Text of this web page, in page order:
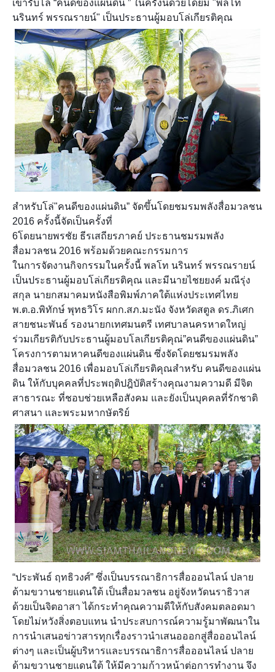
เข้ารับโล่ “คนดีของแผ่นดิน ” ในครั้งนี้ด้วยโดยมี "พลโท
นรินทร์ พรรณรายน์" เป็นประธานผู้มอบโล่เกียรติคุณ
สำหรับโล่"คนดีของแผ่นดิน” จัดขึ้นโดยชมรมพลังสื่อมวลชน
2016 ครั้งนี้จัดเป็นครั้งที่
6โดยนายพรชัย ธีรเสถียรภาคย์ ประธานชมรมพลัง
สื่อมวลชน 2016 พร้อมด้วยคณะกรรมการ
ในการจัดงานกิจกรรมในครั้งนี้ พลโท นรินทร์ พรรณรายน์
เป็นประธานผู้มอบโล่เกียรติคุณ และมีนายไชยยงค์ มณีรุ่ง
สกุล นายกสมาคมหนังสือพิมพ์ภาคใต้แห่งประเทศไทย
พ.ต.อ.พิทักษ์ พุทธวิโร ผกก.สภ.มะนัง จังหวัดสตูล ดร.ภิเศก
สายชนะพันธ์ รองนายกเทศมนตรี เทศบาลนครหาดใหญ่
ร่วมเกียรติกับประธานผู้มอบโลเกียรติคุณ่”คนดีของแผ่นดิน”
โครงการตามหาคนดีของแผ่นดิน ซึ่งจัดโดยชมรมพลัง
สื่อมวลชน 2016 เพื่อมอบโล่เกียรติคุณสำหรับ คนดีของแผ่น
ดิน ให้กับบุคคลที่ประพฤติปฎิบัติสร้างคุณงามความดี มีจิต
สาธารณะ ที่ชอบช่วยเหลือสังคม และยังเป็นบุคคลที่รักชาติ
ศาสนา และพระมหากษัตริย์
“ประพันธ์ ฤทธิวงศ์” ซึ่งเป็นบรรณาธิการสื่อออนไลน์ ปลาย
ด้ามขวานชายแดนใต้ เป็นสื่อมวลชน อยู่จังหวัดนราธิวาส
ด้วยเป็นจิตอาสา ได้กระทำคุณความดีให้กับสังคมตลอดมา
โดยไม่หวังสิ่งตอบแทน นำประสบการณ์ความรู้มาพัฒนาใน
การนำเสนอข่าวสารทุกเรื่องราวนำเสนอออกสู่สื่อออนไลน์
ต่างๆ และเป็นผู้บริหารและบรรณาธิการสื่อออนไลน์ ปลาย
ด้ามขวานชายแดนใต้ ให้มีความก้าวหน้าต่อการทำงาน จึง